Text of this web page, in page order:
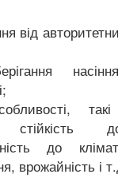
від
стійкість
до
врожайність і